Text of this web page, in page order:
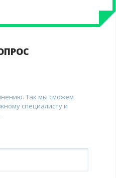
Так мы сможем
специалисту и